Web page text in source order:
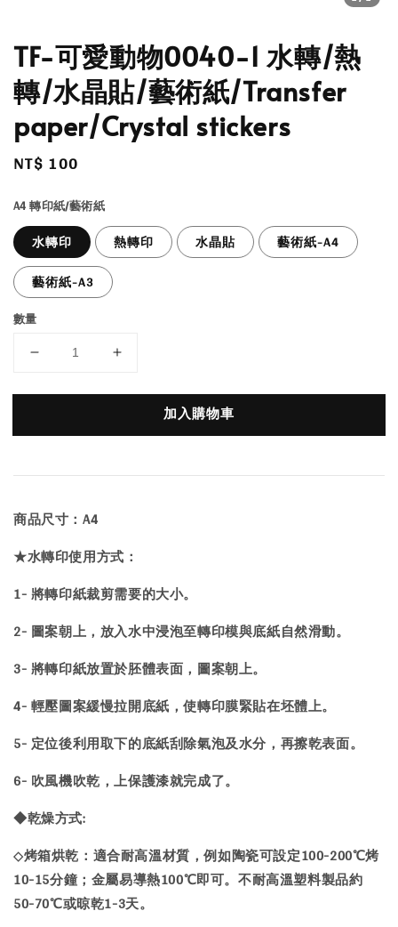
TF-可愛動物0040-1 水轉/熱
轉/水晶貼/藝術紙/Transfer
paper/Crystal stickers
Regular
NT$ 100
A4 轉印紙/藝術紙
水轉印 熱轉印 水晶貼
藝術紙-A4
藝術紙-A3
數量
加入購物車
商品尺寸：A4
★水轉印使用方式：
1- 將轉印紙裁剪需要的大小。
2- 圖案朝上，放入水中浸泡至轉印模與底紙自然滑動。
3- 將轉印紙放置於胚體表面，圖案朝上。
4- 輕壓圖案緩慢拉開底紙，使轉印膜緊貼在坯體上。
5- 定位後利用取下的底紙刮除氣泡及水分，再擦乾表面。
6- 吹風機吹乾，上保護漆就完成了。
◆乾燥方式:
◇烤箱烘乾：適合耐高溫材質，例如陶瓷可設定100-200℃烤
10-15分鐘；金屬易導熱100℃即可。不耐高溫塑料製品約
50-70℃或晾乾1-3天。